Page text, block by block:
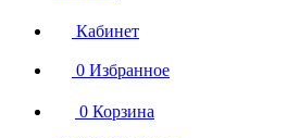
Кабинет
0 Избранное
0 Корзина